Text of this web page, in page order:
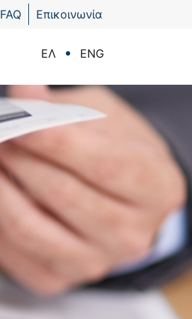
FAQ Επικοινωνία
ΕΛ ENG